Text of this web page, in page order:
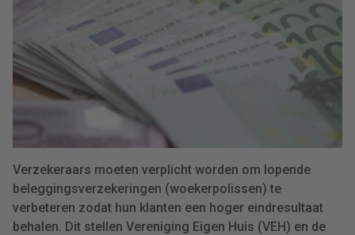
Verzekeraars moeten verplicht worden om lopende
beleggingsverzekeringen (woekerpolissen) te
verbeteren zodat hun klanten een hoger eindresultaat
behalen. Dit stellen Vereniging Eigen Huis (VEH) en de